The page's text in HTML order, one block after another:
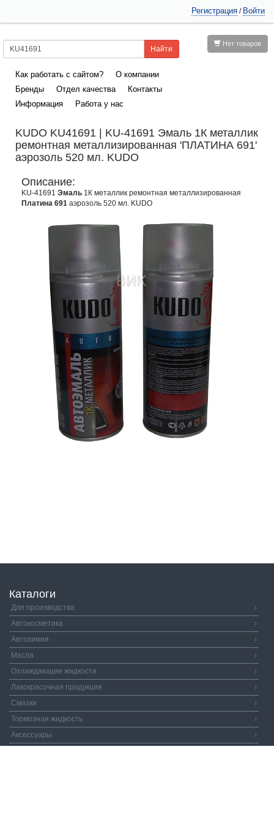
Регистрация / Войти
Нет товаров
Как работать с сайтом?
О компании
Бренды
Отдел качества
Контакты
Информация
Работа у нас
KUDO KU41691 | KU-41691 Эмаль 1К металлик
ремонтная металлизированная 'ПЛАТИНА 691'
аэрозоль 520 мл. KUDO
Описание:
KU-41691 Эмаль 1К металлик ремонтная металлизированная
Платина 691 аэрозоль 520 мл. KUDO
Каталоги
Для производства
›
Автокосметика
›
Автохимия
›
Масла
›
Охлаждающие жидкости
›
Лакокрасочная продукция
›
Смазки
›
Тормозная жидкость
›
Аксессуары
›